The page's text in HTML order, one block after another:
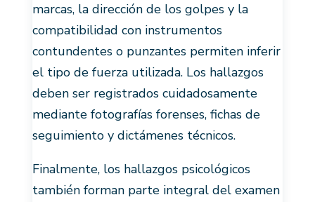
marcas, la dirección de los golpes y la
compatibilidad con instrumentos
contundentes o punzantes permiten inferir
el tipo de fuerza utilizada. Los hallazgos
deben ser registrados cuidadosamente
mediante fotografías forenses, fichas de
seguimiento y dictámenes técnicos.
Finalmente, los hallazgos psicológicos
también forman parte integral del examen